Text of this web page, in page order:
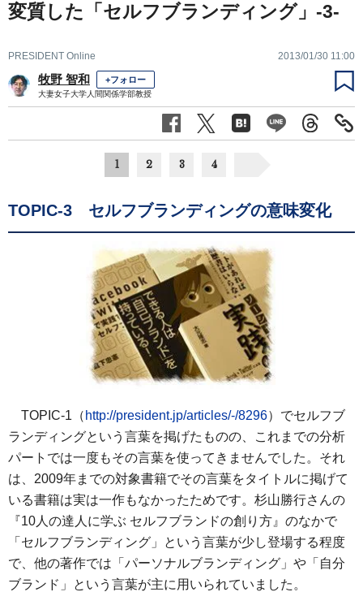
変質した「セルフブランディング」-3-
PRESIDENT Online 2013/01/30 11:00
牧野 智和 +フォロー
大妻女子大学人間関係学部教授
1 2 3 4
TOPIC-3 セルフブランディングの意味変化
TOPIC-1（ http://president.jp/articles/-/8296）でセルフブ
ランディングという言葉を掲げたものの、これまでの分析
パートでは一度もその言葉を使ってきませんでした。それ
は、2009年までの対象書籍でその言葉をタイトルに掲げて
いる書籍は実は一作もなかったためです。杉山勝行さんの
『10人の達人に学ぶ セルフブランドの創り方』のなかで
「セルフブランディング」という言葉が少し登場する程度
で、他の著作では「パーソナルブランディング」や「自分
ブランド」という言葉が主に用いられていました。